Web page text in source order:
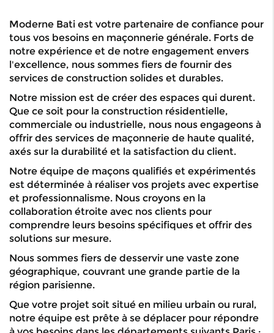
Moderne Bati est votre partenaire de confiance pour
tous vos besoins en maçonnerie générale. Forts de
notre expérience et de notre engagement envers
l'excellence, nous sommes fiers de fournir des
services de construction solides et durables.
Notre mission est de créer des espaces qui durent.
Que ce soit pour la construction résidentielle,
commerciale ou industrielle, nous nous engageons à
offrir des services de maçonnerie de haute qualité,
axés sur la durabilité et la satisfaction du client.
Notre équipe de maçons qualifiés et expérimentés
est déterminée à réaliser vos projets avec expertise
et professionnalisme. Nous croyons en la
collaboration étroite avec nos clients pour
comprendre leurs besoins spécifiques et offrir des
solutions sur mesure.
Nous sommes fiers de desservir une vaste zone
géographique, couvrant une grande partie de la
région parisienne.
Que votre projet soit situé en milieu urbain ou rural,
notre équipe est prête à se déplacer pour répondre